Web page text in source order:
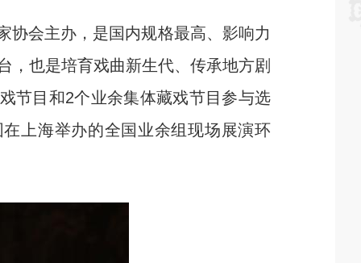
会主办，是国内规格最高、影响力
，也是培育戏曲新生代、传承地方剧
节目和2个业余集体藏戏节目参与选
上海举办的全国业余组现场展演环